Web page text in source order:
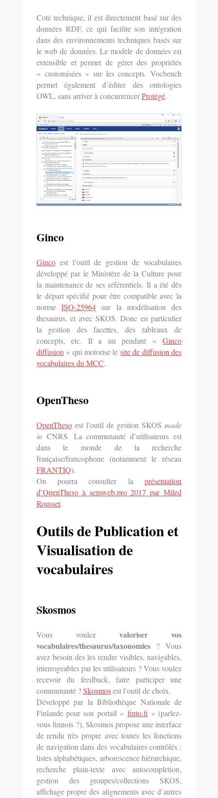
Coté technique, il est directement basé sur des
données RDF, ce qui facilite son intégration
dans des environnements techniques basés sur
le web de données. Le modèle de données est
extensible et permet de gérer des propriétés
« customisées » sur les concepts. Vocbench
permet également d’éditer des ontologies
OWL, sans arriver à concurrencerProtégé.
Ginco
Gincoest l’outil de gestion de vocabulaires
développé par le Ministère de la Culture pour
la maintenance de ses référentiels. Il a été dès
le départ spécifié pour être compatible avec la
normeISO-25964 sur la modélisation des
thesaurus, et avec SKOS. Donc en particulier
la gestion des facettes, des tableaux de
concepts, etc. Il a un pendant «Ginco
diffusion » qui motorise le site de diffusion des
vocabulaires du MCC.
OpenTheso
OpenThesoest l’outil de gestion SKOSmade
inCNRS. La communauté d’utilisateurs est
dans le monde de la recherche
française/francophone (notamment le réseau
FRANTIQ).
On pourra consulter laprésentation
d’OpenTheso à semweb.pro 2017 par Miled
Rousset.
Outils de Publication et
Visualisation de
vocabulaires
Skosmos
Vous voulezvaloriser vos
vocabulaires/thesaurus/taxonomies? Vous
avez besoin des les rendre visibles, navigables,
interrogeables par les utilisateurs ? Vous voulez
recevoir du feedback, faire participer une
communauté ?Skosmosest l’outil de choix.
Développé par la Bibliothèque Nationale de
Finlande pour son portail « finto.fi » (parlez-
vous finnois ?), Skosmos propose une interface
de rendu très propre avec toutes les fonctions
de navigation dans des vocabulaires contrôlés :
listes alphabétiques, arborescence hiérarchique,
recherche plain-texte avec autocompletion,
gestion des groupes/collections SKOS,
affichage propre des alignements avec d’autres